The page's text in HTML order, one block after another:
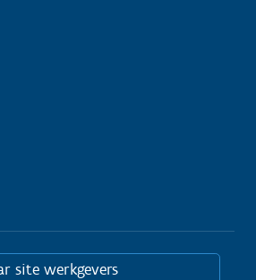
site werkgevers